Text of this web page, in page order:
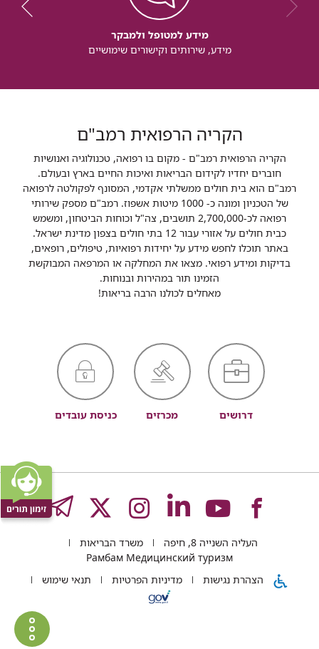
מידע למטופל ולמבקר
מידע, שירותים וקישורים שימושיים
הקריה הרפואית רמב"ם
הקריה הרפואית רמב"ם - מקום בו רפואה, טכנולוגיה ואנושיות
חוברים יחדיו לקידום הבריאות ואיכות החיים בארץ ובעולם.
רמב"ם הוא בית חולים ממשלתי אקדמי, המסונף לפקולטה לרפואה
של הטכניון ומונה כ- 1000 מיטות אשפוז. רמב"ם מספק שירותי
רפואה לכ-2,700,000 תושבים, צה"ל וכוחות הביטחון, ומשמש
כבית חולים על אזורי עבור 12 בתי חולים בצפון מדינת ישראל.
באתר תוכלו לחפש מידע על יחידות רפואיות, טיפולים, רופאים,
בדיקות ומידע רפואי. מצאו את המחלקה או המרפאה המבוקשת
הזמינו תור במהירות ובנוחות.
מאחלים לכולנו הרבה בריאות!
דרושים מכרזים כניסת עובדים
לעמוד
של
לעמוד
של
לעמוד
של
לעמוד
של
רמב"ם
לעמוד
של
רמב"ם
העליה השנייה 8, חיפה
משרד הבריאות
Рамбам Медицинский туризм
הצהרת נגישות
מדיניות הפרטיות תנאי שימוש